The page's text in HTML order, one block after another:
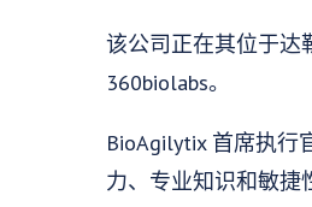
该公司正在其位于达
360biolabs。
BioAgilytix 首席执行
力、专业知识和敏捷